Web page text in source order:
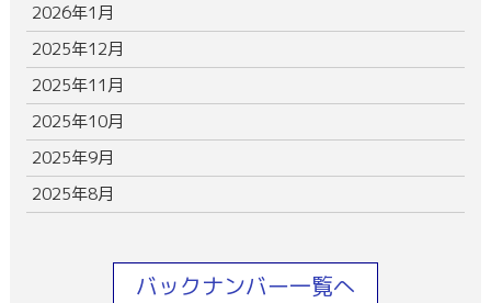
2026年1月
2025年12月
2025年11月
2025年10月
2025年9月
2025年8月
バックナンバー一覧へ